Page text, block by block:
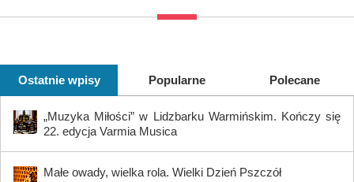
Ostatnie wpisy Popularne Polecane
„Muzyka Miłości” w Lidzbarku Warmińskim. Kończy się
22. edycja Varmia Musica
Małe owady, wielka rola. Wielki Dzień Pszczół